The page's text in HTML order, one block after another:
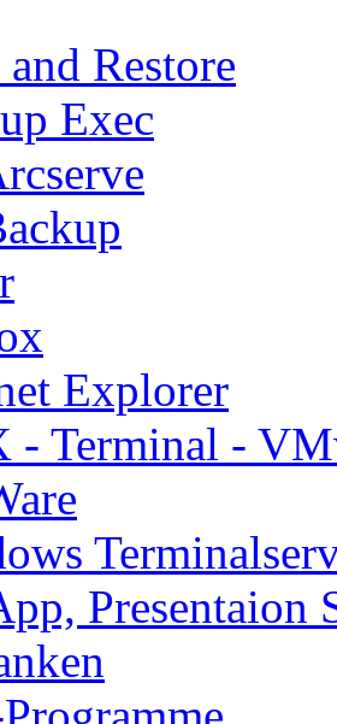
Restore
Exec
Explorer
- Terminal -
Presentaion